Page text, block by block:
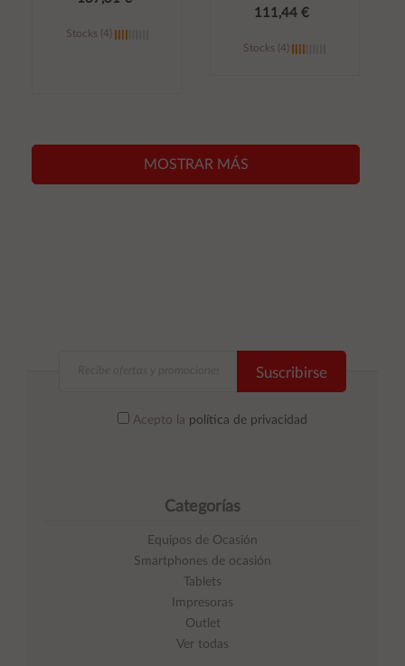
Stocks (4)
111,44 €
Stocks (4)
MOSTRAR MÁS
Suscribirse
Acepto la política de privacidad
Categorías
Equipos de Ocasión
Smartphones de ocasión
Tablets
Impresoras
Outlet
Ver todas